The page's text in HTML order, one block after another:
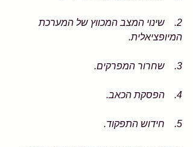
2.    שינוי המצב המכווץ של המערכת
המיופציאלית.
3.    שחרור המפרקים.
4.    הפסקת הכאב.
5.    חידוש התפקוד.